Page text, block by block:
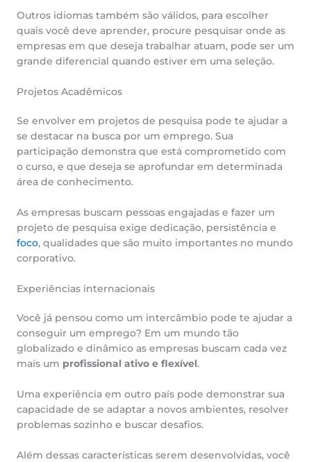
Outros idiomas também são válidos, para escolher
quais você deve aprender, procure pesquisar onde as
empresas em que deseja trabalhar atuam, pode ser um
grande diferencial quando estiver em uma seleção.
Projetos Acadêmicos
Se envolver em projetos de pesquisa pode te ajudar a
se destacar na busca por um emprego. Sua
participação demonstra que está comprometido com
o curso, e que deseja se aprofundar em determinada
área de conhecimento.
As empresas buscam pessoas engajadas e fazer um
projeto de pesquisa exige dedicação, persistência e
foco, qualidades que são muito importantes no mundo
corporativo.
Experiências internacionais
Você já pensou como um intercâmbio pode te ajudar a
conseguir um emprego? Em um mundo tão
globalizado e dinâmico as empresas buscam cada vez
mais um profissional ativo e flexível.
Uma experiência em outro país pode demonstrar sua
capacidade de se adaptar a novos ambientes, resolver
problemas sozinho e buscar desafios.
Além dessas características serem desenvolvidas, você